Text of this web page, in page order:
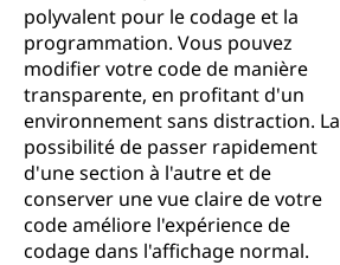
polyvalent pour le codage et la
programmation. Vous pouvez
modifier votre code de manière
transparente, en profitant d'un
environnement sans distraction. La
possibilité de passer rapidement
d'une section à l'autre et de
conserver une vue claire de votre
code améliore l'expérience de
codage dans l'affichage normal.